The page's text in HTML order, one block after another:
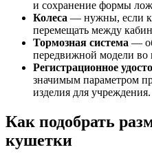
и сохранение формы
Колеса — нужны, если
перемещать между
Тормозная система —
передвижной модели во
Регистрационное
значимым параметром
изделия для учреждения.
Как подобрать
кушетки